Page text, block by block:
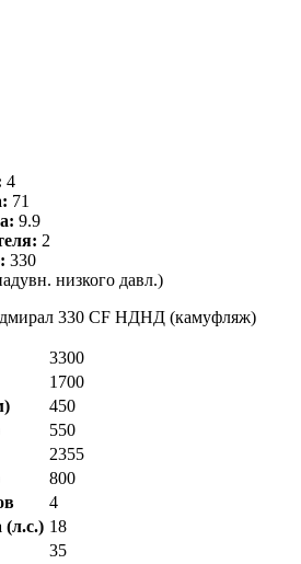
4
71
9.9
2
330
низкого давл.)
330 CF НДНД (камуфляж)
3300
1700
450
550
2355
800
4
18
35